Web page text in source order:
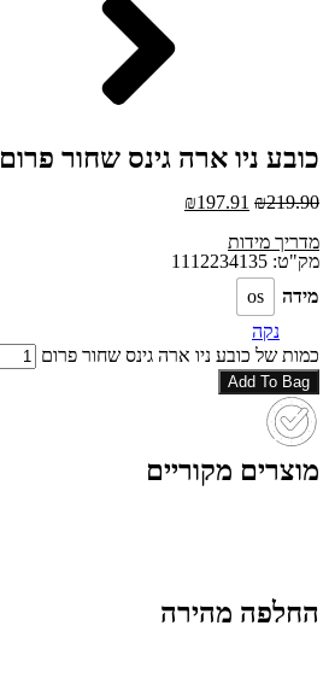
כובע ניו ארה גינס שחור פרום
₪219.90
₪197.91
מדריך מידות
מק"ט: 1112234135
מידה
os
נקה
כמות של כובע ניו ארה גינס שחור פרום
Add To Bag
מוצרים מקוריים
החלפה מהירה